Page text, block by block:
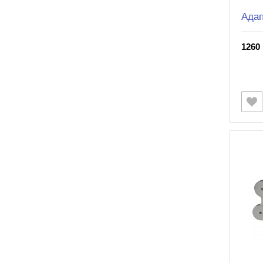
1260